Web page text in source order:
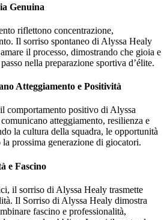
Genuina
riflettono concentrazione,
Il sorriso spontaneo di Alyssa Healy
il processo, dimostrando che gioia e
nella preparazione sportiva d’élite.
Atteggiamento e Positività
comportamento positivo di Alyssa
atteggiamento, resilienza e
la cultura della squadra, le opportunità
prossima generazione di giocatori.
e Fascino
il sorriso di Alyssa Healy trasmette
Il Sorriso di Alyssa Healy dimostra
fascino e professionalità,